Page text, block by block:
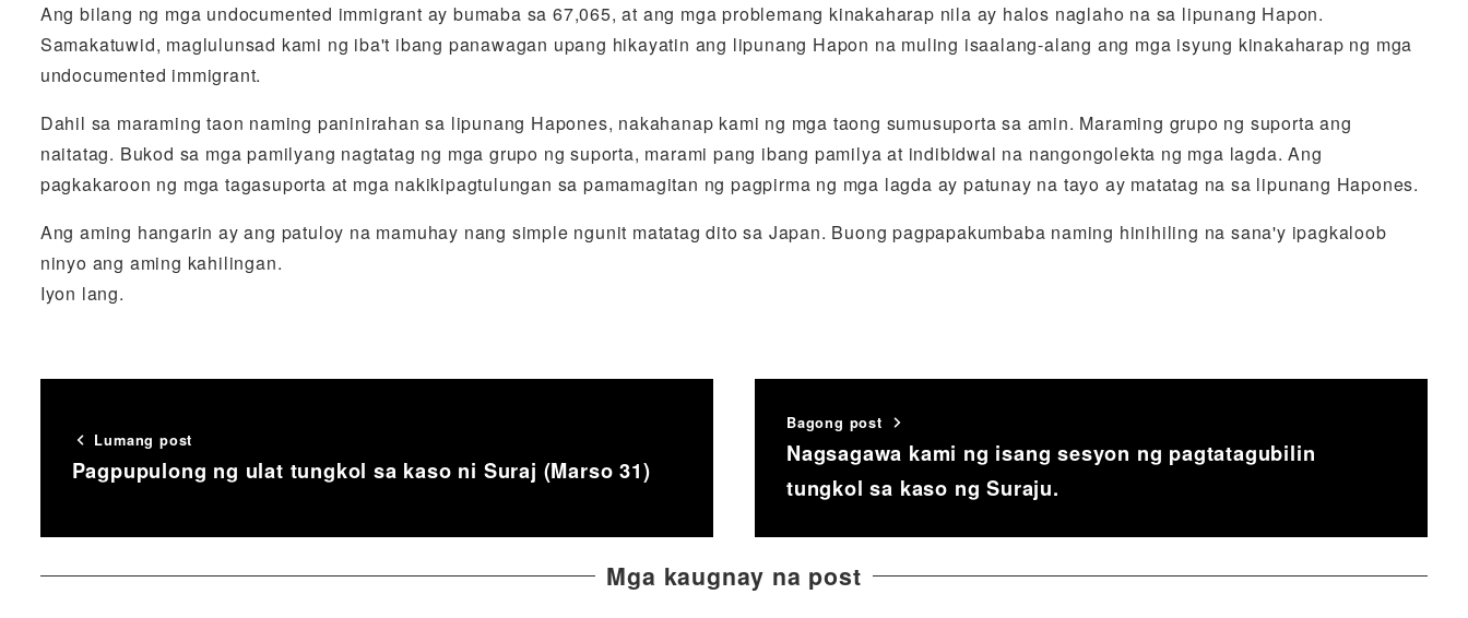
Ang bilang ng mga undocumented immigrant ay bumaba sa 67,065, at ang mga problemang kinakaharap nila ay halos naglaho na sa lipunang Hapon.
Samakatuwid, maglulunsad kami ng iba't ibang panawagan upang hikayatin ang lipunang Hapon na muling isaalang-alang ang mga isyung kinakaharap ng mga
undocumented immigrant.
Dahil sa maraming taon naming paninirahan sa lipunang Hapones, nakahanap kami ng mga taong sumusuporta sa amin. Maraming grupo ng suporta ang
naitatag. Bukod sa mga pamilyang nagtatag ng mga grupo ng suporta, marami pang ibang pamilya at indibidwal na nangongolekta ng mga lagda. Ang
pagkakaroon ng mga tagasuporta at mga nakikipagtulungan sa pamamagitan ng pagpirma ng mga lagda ay patunay na tayo ay matatag na sa lipunang Hapones.
Ang aming hangarin ay ang patuloy na mamuhay nang simple ngunit matatag dito sa Japan. Buong pagpapakumbaba naming hinihiling na sana'y ipagkaloob
ninyo ang aming kahilingan.
Iyon lang.
Lumang post
Pagpupulong ng ulat tungkol sa kaso ni Suraj (Marso 31)
Bagong post
Nagsagawa kami ng isang sesyon ng pagtatagubilin
tungkol sa kaso ng Suraju.
Mga kaugnay na post